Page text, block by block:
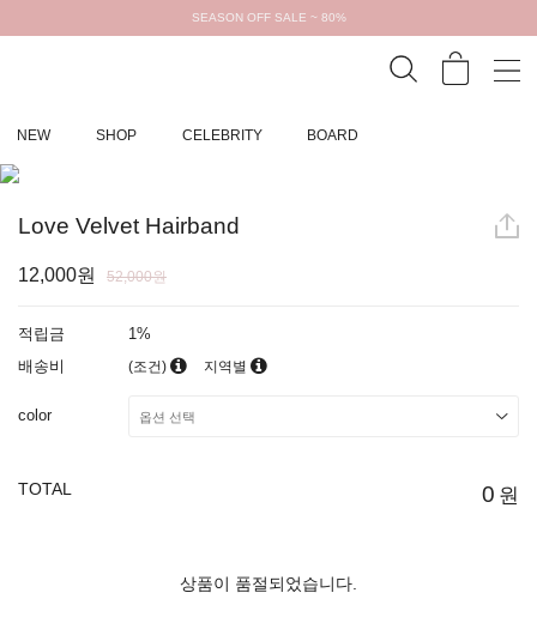
SEASON OFF SALE ~ 80%
NEW SHOP CELEBRITY BOARD
Love Velvet Hairband
12,000원 52,000원
적립금
1%
배송비
(조건) 지역별
color
TOTAL 0 원
상품이 품절되었습니다.